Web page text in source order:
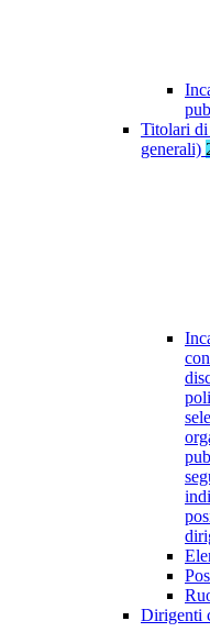
Titolari
generali)
Dirigenti